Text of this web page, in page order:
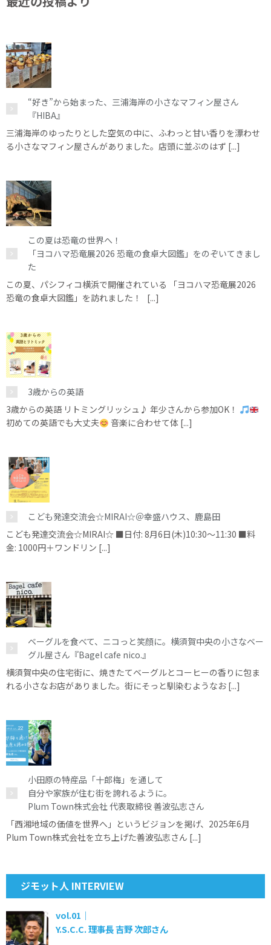
“好き”から始まった、三浦海岸の小さなマフィン屋さん
『HIBA』
三浦海岸のゆったりとした空気の中に、ふわっと甘い香りを漂わせ
る小さなマフィン屋さんがありました。店頭に並ぶのはず [...]
この夏は恐竜の世界へ！
「ヨコハマ恐竜展2026 恐竜の食卓大図鑑」をのぞいてきまし
た
この夏、パシフィコ横浜で開催されている 「ヨコハマ恐竜展2026
恐竜の食卓大図鑑」を訪れました！ [...]
3歳からの英語
3歳からの英語 リトミングリッシュ♪ 年少さんから参加OK！
初めての英語でも大丈夫
音楽に合わせて体 [...]
こども発達交流会☆MIRAI☆＠幸盛ハウス、鹿島田
こども発達交流会☆MIRAI☆ ■日付: 8月6日(木)10:30～11:30 ■料
金: 1000円＋ワンドリン [...]
ベーグルを食べて、ニコっと笑顔に。横須賀中央の小さなベー
グル屋さん『Bagel cafe nico.』
横須賀中央の住宅街に、焼きたてベーグルとコーヒーの香りに包ま
れる小さなお店がありました。街にそっと馴染むようなお [...]
小田原の特産品「十郎梅」を通して
自分や家族が住む街を誇れるように。
Plum Town株式会社 代表取締役 善波弘志さん
「西湘地域の価値を世界へ」というビジョンを掲げ、2025年6月
Plum Town株式会社を立ち上げた善波弘志さん [...]
ジモット人 INTERVIEW
vol.01｜
Y.S.C.C. 理事長 吉野 次郎さん